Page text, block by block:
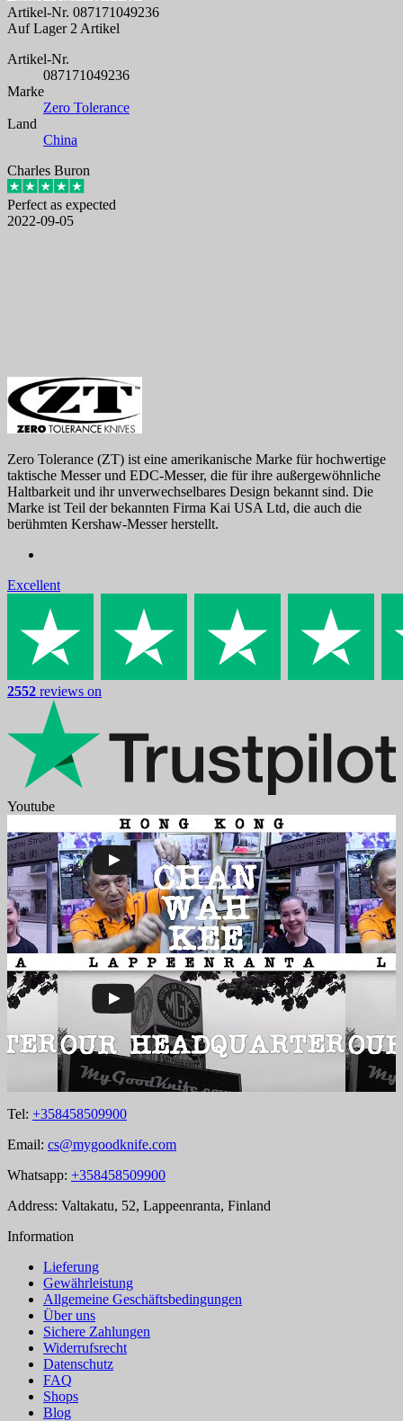
Artikel-Nr. 087171049236
Auf Lager 2 Artikel
Artikel-Nr.
087171049236
Marke
Zero Tolerance
Land
China
Charles Buron
Perfect as expected
2022-09-05
Zero Tolerance (ZT) ist eine amerikanische Marke für hochwertige
taktische Messer und EDC-Messer, die für ihre außergewöhnliche
Haltbarkeit und ihr unverwechselbares Design bekannt sind. Die
Marke ist Teil der bekannten Firma Kai USA Ltd, die auch die
berühmten Kershaw-Messer herstellt.
Excellent
2552 reviews on
Youtube
Tel: +358458509900
Email: cs@mygoodknife.com
Whatsapp: +358458509900
Address: Valtakatu, 52, Lappeenranta, Finland
Information
Lieferung
Gewährleistung
Allgemeine Geschäftsbedingungen
Über uns
Sichere Zahlungen
Widerrufsrecht
Datenschutz
FAQ
Shops
Blog